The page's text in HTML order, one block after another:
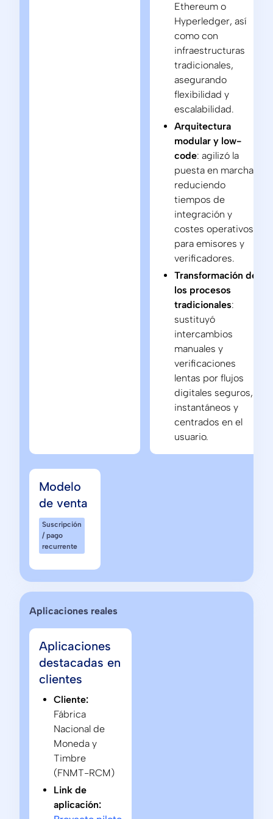
Ethereum o
Hyperledger, así
como con
infraestructuras
tradicionales,
asegurando
flexibilidad y
escalabilidad.
Arquitectura
modular y low-
code: agilizó la
puesta en marcha,
reduciendo
tiempos de
integración y
costes operativos
para emisores y
verificadores.
Transformación de
los procesos
tradicionales:
sustituyó
intercambios
manuales y
verificaciones
lentas por flujos
digitales seguros,
instantáneos y
centrados en el
usuario.
Modelo
de venta
Suscripción
/ pago
recurrente
Aplicaciones reales
Aplicaciones
destacadas en
clientes
Cliente:
Fábrica
Nacional de
Moneda y
Timbre
(FNMT-RCM)
Link de
aplicación: